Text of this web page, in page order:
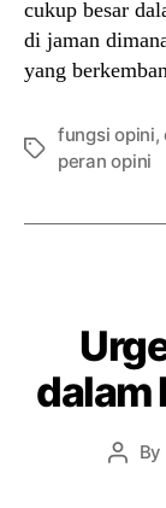
cukup besar
di jaman
yang
Tags
fungsi opini,
peran opini
dalam
Post
By